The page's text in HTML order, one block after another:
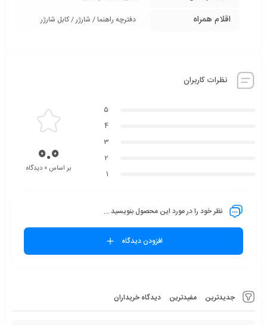
اقلام همراه دفترچه راهنما / شارژر / کابل شارژر
نظرات کاربران
جدیدترین مفیدترین دیدگاه خریداران
5
4
3
2
1
0.0
بر اساس 0 دیدگاه
نظر خود را در مورد این محصول بنویسید ...
افزودن دیدگاه